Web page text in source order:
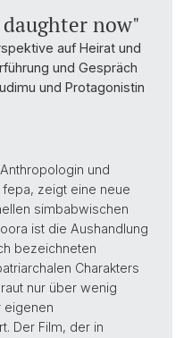
now"
auf Heirat und
und Gespräch
und Protagonistin
und
zeigt eine neue
simbabwischen
ist die Aushandlung
bezeichneten
Charakters
nur über wenig
eigenen
Der Film, der in